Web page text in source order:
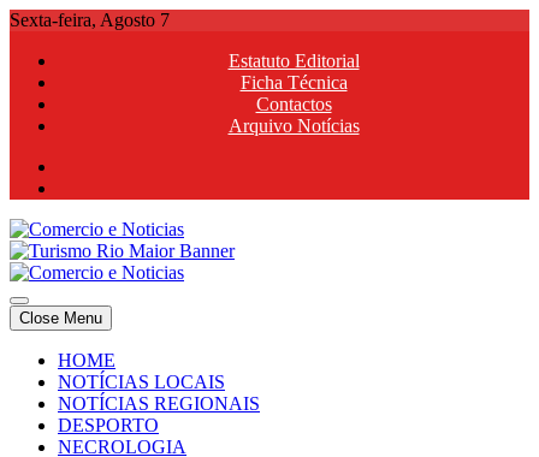
Skip
content
Sexta-feira, Agosto 7
Estatuto Editorial
Ficha Técnica
Contactos
Arquivo Notícias
Comercio e Noticias
Notícias e Publicidade Online
Comercio e Noticias
Notícias e Publicidade Online
Close Menu
HOME
NOTÍCIAS LOCAIS
NOTÍCIAS REGIONAIS
DESPORTO
NECROLOGIA